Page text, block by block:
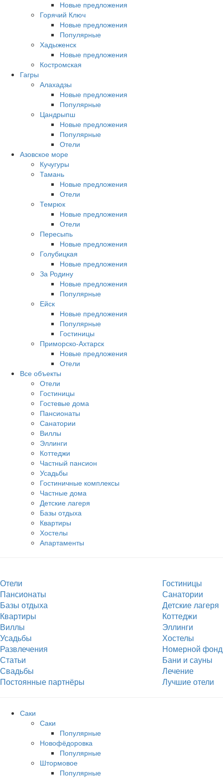
Новые предложения
Горячий Ключ
Новые предложения
Популярные
Хадыженск
Новые предложения
Костромская
Гагры
Алахадзы
Новые предложения
Популярные
Цандрыпш
Новые предложения
Популярные
Отели
Азовское море
Кучугуры
Тамань
Новые предложения
Отели
Темрюк
Новые предложения
Отели
Пересыпь
Новые предложения
Голубицкая
Новые предложения
За Родину
Новые предложения
Популярные
Ейск
Новые предложения
Популярные
Гостиницы
Приморско-Ахтарск
Новые предложения
Отели
Все объекты
Отели
Гостиницы
Гостевые дома
Пансионаты
Санатории
Виллы
Эллинги
Коттеджи
Частный пансион
Усадьбы
Гостиничные комплексы
Частные дома
Детские лагеря
Базы отдыха
Квартиры
Хостелы
Апартаменты
Отели
Гостиницы
Пансионаты
Санатории
Базы отдыха
Детские лагеря
Квартиры
Коттеджи
Виллы
Эллинги
Усадьбы
Хостелы
Развлечения
Номерной фонд
Статьи
Бани и сауны
Свадьбы
Лечение
Постоянные партнёры
Лучшие отели
Саки
Саки
Популярные
Новофёдоровка
Популярные
Штормовое
Популярные